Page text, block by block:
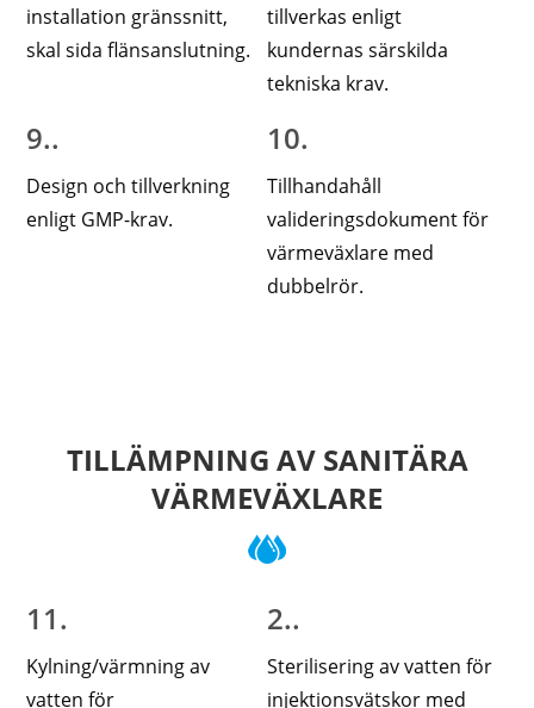
installation gränssnitt,
skal sida flänsanslutning.
tillverkas enligt
kundernas särskilda
tekniska krav.
9..
Design och tillverkning
enligt GMP-krav.
10.
Tillhandahåll
valideringsdokument för
värmeväxlare med
dubbelrör.
TILLÄMPNING AV SANITÄRA
VÄRMEVÄXLARE
11.
Kylning/värmning av
vatten för
2..
Sterilisering av vatten för
injektionsvätskor med